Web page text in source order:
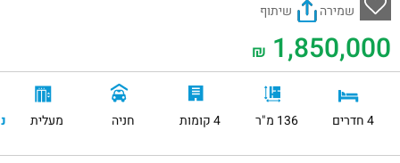
שמירה שיתוף
1,850,000
₪
4 חדרים 136 מ"ר 4 קומות חניה מעלית